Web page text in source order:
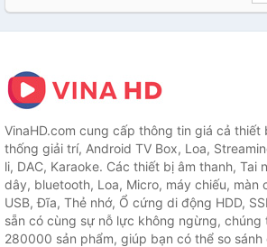
VinaHD.com cung cấp thông tin giá cả thiết
thống giải trí, Android TV Box, Loa,
li, DAC, Karaoke. Các thiết bị âm thanh, Tai
dây, bluetooth, Loa, Micro, máy chiếu, màn
USB, Đĩa, Thẻ nhớ, Ổ cứng di động HDD,
sẵn có cùng sự nỗ lực không ngừng, chúng
280000 sản phẩm, giúp bạn có thể so